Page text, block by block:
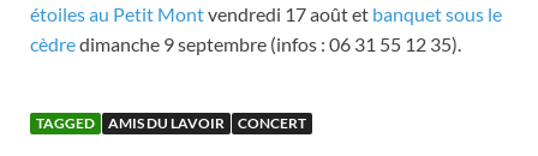
étoiles au Petit Montvendredi 17 août et banquet sous le
cèdredimanche 9 septembre (infos : 06 31 55 12 35).
TAGGED AMIS DU LAVOIR CONCERT